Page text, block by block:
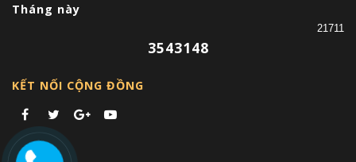
Tháng này
21711
3543148
KẾT NỐI CỘNG ĐỒNG